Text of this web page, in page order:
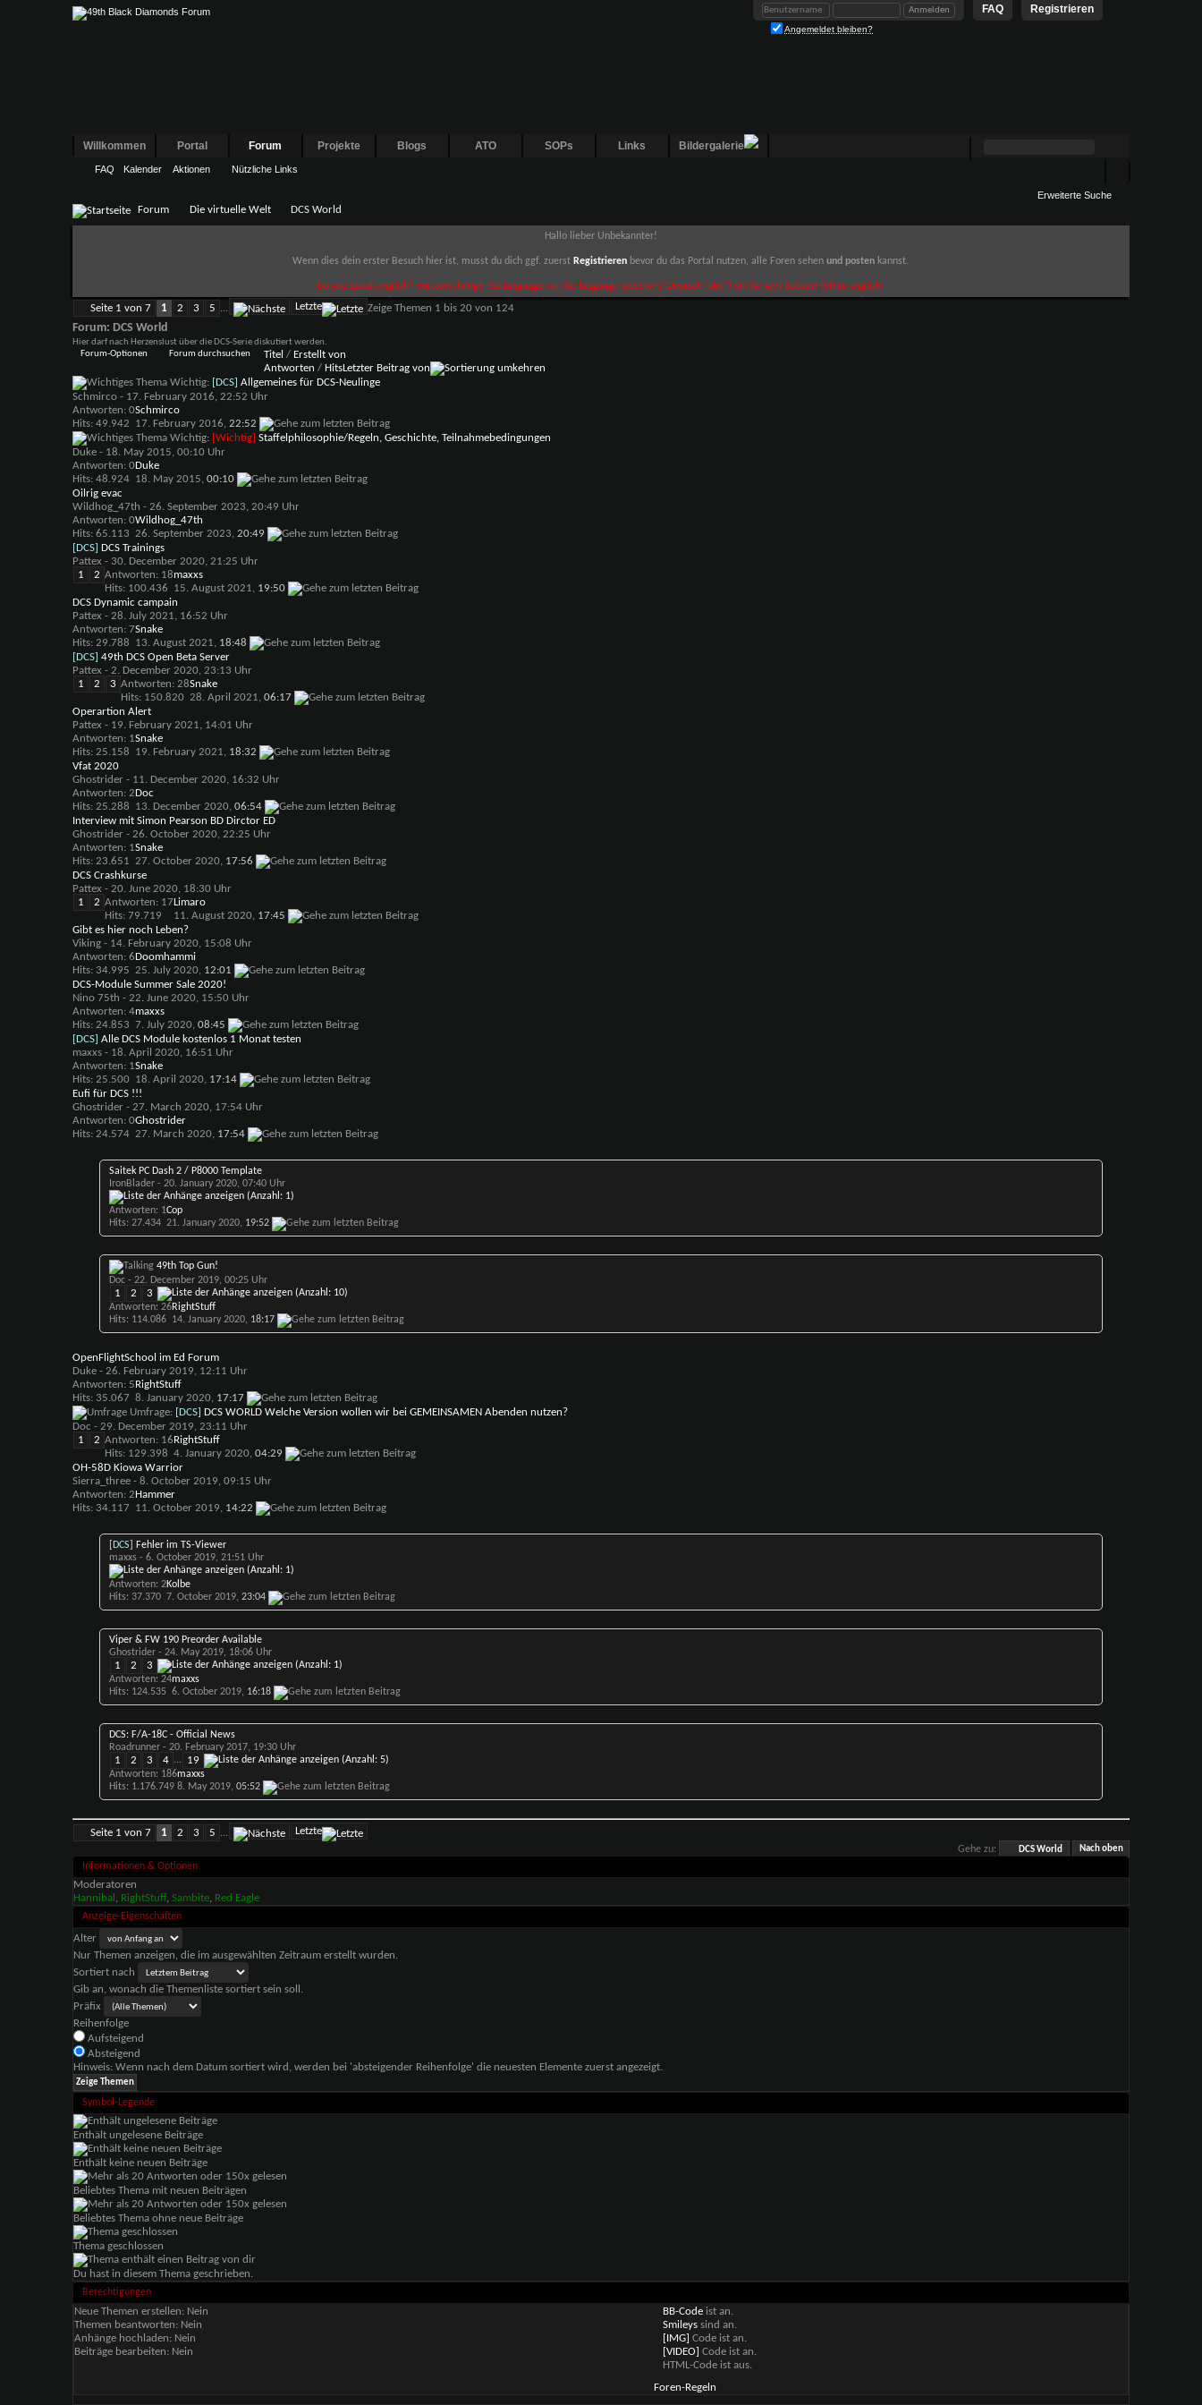
Registrieren
FAQ
Angemeldet bleiben?
Willkommen Portal Forum
FAQ Kalender Aktionen Nützliche Links
Projekte Blogs ATO SOPs Links Bildergalerie
Erweiterte Suche
Forum Die virtuelle Welt DCS World
Hallo lieber Unbekannter!
Wenn dies dein erster Besuch hier ist, musst du dich ggf. zuerst Registrieren bevor du das Portal nutzen, alle Foren sehenund posten kannst.
Do you speak english? You can change the language via the language selector ("Deutsch (Du)") on the very bottom-left to english!
Seite 1 von 7 1 2 3 5 ... Letzte Zeige Themen 1 bis 20 von 124
Forum: DCS World
Hier darf nach Herzenslust über die DCS-Serie diskutiert werden.
Forum-Optionen
Forum durchsuchen Titel / Erstellt von
Antworten / HitsLetzter Beitrag von
Wichtig: [DCS] Allgemeines für DCS-Neulinge
Schmirco- 17. February 2016, 22:52 Uhr
Antworten: 0
Hits: 49.942
Schmirco
17. February 2016, 22:52
Wichtig: [Wichtig] Staffelphilosophie/Regeln, Geschichte, Teilnahmebedingungen
Duke- 18. May 2015, 00:10 Uhr
Antworten: 0
Hits: 48.924
Duke
18. May 2015, 00:10
Oilrig evac
Wildhog_47th - 26. September 2023, 20:49 Uhr
Antworten: 0
Hits: 65.113
Wildhog_47th
26. September 2023, 20:49
[DCS] DCS Trainings
Pattex- 30. December 2020, 21:25 Uhr
1
2 Antworten: 18
Hits: 100.436
maxxs
15. August 2021, 19:50
DCS Dynamic campain
Pattex- 28. July 2021, 16:52 Uhr
Antworten: 7
Hits: 29.788
Snake
13. August 2021, 18:48
[DCS] 49th DCS Open Beta Server
Pattex- 2. December 2020, 23:13 Uhr
1
2 3 Antworten: 28
Hits: 150.820
Snake
28. April 2021, 06:17
Operartion Alert
Pattex- 19. February 2021, 14:01 Uhr
Antworten: 1
Hits: 25.158
Snake
19. February 2021, 18:32
Vfat 2020
Ghostrider - 11. December 2020, 16:32 Uhr
Antworten: 2
Hits: 25.288
Doc
13. December 2020, 06:54
Interview mit Simon Pearson BD Dirctor ED
Ghostrider - 26. October 2020, 22:25 Uhr
Antworten: 1
Hits: 23.651
Snake
27. October 2020, 17:56
DCS Crashkurse
Pattex- 20. June 2020, 18:30 Uhr
1
2 Antworten: 17
Hits: 79.719
Limaro
11. August 2020, 17:45
Gibt es hier noch Leben?
Viking- 14. February 2020, 15:08 Uhr
Antworten: 6
Hits: 34.995
Doomhammi
25. July 2020, 12:01
DCS-Module Summer Sale 2020!
Nino 75th - 22. June 2020, 15:50 Uhr
Antworten: 4
Hits: 24.853
maxxs
7. July 2020, 08:45
[DCS] Alle DCS Module kostenlos 1 Monat testen
maxxs- 18. April 2020, 16:51 Uhr
Antworten: 1
Hits: 25.500
Snake
18. April 2020, 17:14
Eufi für DCS !!!
Ghostrider - 27. March 2020, 17:54 Uhr
Antworten: 0
Hits: 24.574
Ghostrider
27. March 2020, 17:54
Saitek PC Dash 2 / P8000 Template
IronBlader- 20. January 2020, 07:40 Uhr
Antworten: 1
Hits: 27.434
Cop
21. January 2020, 19:52
49th Top Gun!
Doc- 22. December 2019, 00:25 Uhr
1 2 3
Antworten: 26
Hits: 114.086
RightStuff
14. January 2020, 18:17
OpenFlightSchool im Ed Forum
Duke- 26. February 2019, 12:11 Uhr
Antworten: 5
Hits: 35.067
RightStuff
8. January 2020, 17:17
Umfrage: [DCS] DCS WORLD Welche Version wollen wir bei GEMEINSAMEN Abenden nutzen?
Doc - 29. December 2019, 23:11 Uhr
1
2 Antworten: 16
Hits: 129.398
RightStuff
4. January 2020, 04:29
OH-58D Kiowa Warrior
Sierra_three- 8. October 2019, 09:15 Uhr
Antworten: 2
Hits: 34.117
Hammer
11. October 2019, 14:22
[DCS]
Fehler im TS-Viewer
maxxs- 6. October 2019, 21:51 Uhr
Antworten: 2
Hits: 37.370
Kolbe
7. October 2019, 23:04
Viper & FW 190 Preorder Available
Ghostrider- 24. May 2019, 18:06 Uhr
1 2 3
Antworten: 24
Hits: 124.535
maxxs
6. October 2019, 16:18
DCS: F/A-18C - Official News
Roadrunner- 20. February 2017, 19:30 Uhr
1 2 3 4 ... 19
Antworten: 186
Hits: 1.176.749
maxxs
8. May 2019, 05:52
Seite 1 von 7 1 2 3 5 Letzte
Gehe zu: DCS World Nach oben
Informationen & Optionen
Moderatoren
Hannibal
RightStuff, Sambite, Red Eagle
Anzeige-Eigenschaften
Alter
Nur Themen anzeigen, die im ausgewählten Zeitraum erstellt wurden.
Sortiert nach
Gib an, wonach die Themenliste sortiert sein soll.
Präfix
Reihenfolge
Aufsteigend
Absteigend
Hinweis: Wenn nach dem Datum sortiert wird, werden bei 'absteigender Reihenfolge' die neuesten Elemente zuerst angezeigt.
Symbol-Legende
Enthält ungelesene Beiträge
Enthält keine neuen Beiträge
Beliebtes Thema mit neuen Beiträgen
Beliebtes Thema ohne neue Beiträge
Thema geschlossen
Du hast in diesem Thema geschrieben.
Berechtigungen
Neue Themen erstellen: Nein
Themen beantworten: Nein
Anhänge hochladen: Nein
Beiträge bearbeiten: Nein
BB-Codeist an
Smileyssind an
[IMG] Code ist an
[VIDEO] Code ist an
HTML-Code ist aus.
Foren-Regeln